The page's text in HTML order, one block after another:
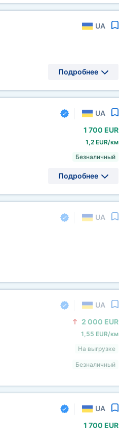
UA
Подробнее
UA
1 700 EUR
1,2 EUR/км
Безналичный
Подробнее
UA
UA
2 000 EUR
1,55 EUR/км
На выгрузке
Безналичный
UA
1 700 EUR